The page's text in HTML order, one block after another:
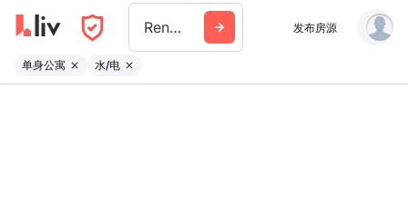
Renton 发布房源
单身公寓 水/电